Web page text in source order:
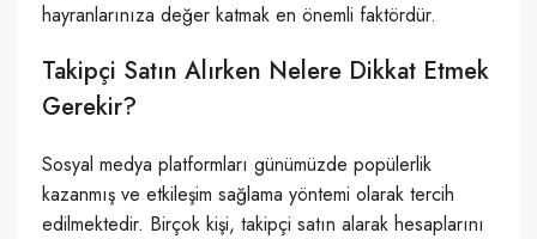
hayranlarınıza değer katmak en önemli faktördür.
Takipçi Satın Alırken Nelere Dikkat Etmek
Gerekir?
Sosyal medya platformları günümüzde popülerlik
kazanmış ve etkileşim sağlama yöntemi olarak tercih
edilmektedir. Birçok kişi, takipçi satın alarak hesaplarını